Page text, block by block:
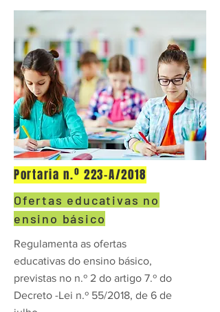
Portaria n.º 223-A/2018
Ofertas educativas no
ensino básico
Regulamenta as ofertas
educativas do ensino básico,
previstas no n.º 2 do artigo 7.º do
Decreto -Lei n.º 55/2018, de 6 de